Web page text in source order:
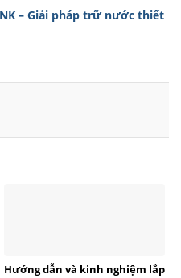
– Giải pháp trữ nước thiết
Hướng dẫn và kinh nghiệm lắp